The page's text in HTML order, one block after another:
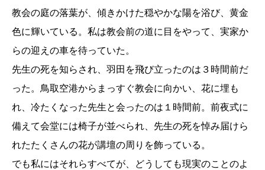
教会の庭の落葉が、傾きかけた穏やかな陽を浴び、黄金
色に輝いている。私は教会前の道に目をやって、実家か
らの迎えの車を待っていた。
先生の死を知らされ、羽田を飛び立ったのは３時間前だ
った。鳥取空港からまっすぐ教会に向かい、花に埋も
れ、冷たくなった先生と会ったのは１時間前。前夜式に
備えて会堂には椅子が並べられ、先生の死を悼み届けら
れたたくさんの花が講壇の周りを飾っている。
でも私にはそれらすべてが、どうしても現実のことのよ